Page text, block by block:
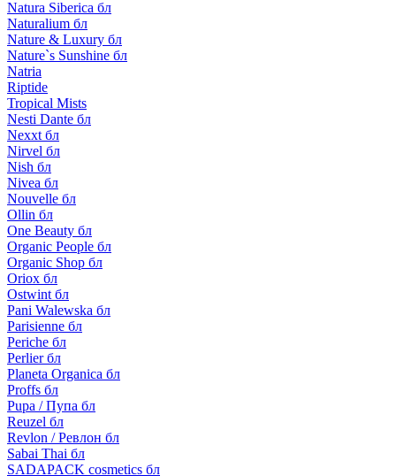
Natura Siberica бл
Naturalium бл
Nature & Luxury бл
Nature`s Sunshine бл
Natria
Riptide
Tropical Mists
Nesti Dante бл
Nexxt бл
Nirvel бл
Nish бл
Nivea бл
Nouvelle бл
Ollin бл
One Beauty бл
Organic People бл
Organic Shop бл
Oriox бл
Ostwint бл
Pani Walewska бл
Parisienne бл
Periche бл
Perlier бл
Planeta Organica бл
Proffs бл
Pupa / Пупа бл
Reuzel бл
Revlon / Ревлон бл
Sabai Thai бл
SADAPACK cosmetics бл